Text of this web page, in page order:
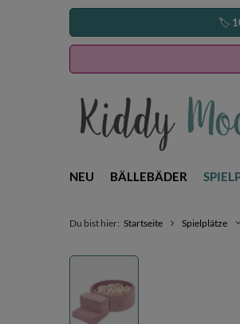
🏷️
NEU BÄLLEBÄDER
Du bist hier: Startseite Spielplätze